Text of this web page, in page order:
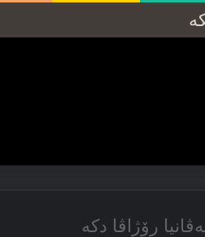
رۆژاڤا دكە